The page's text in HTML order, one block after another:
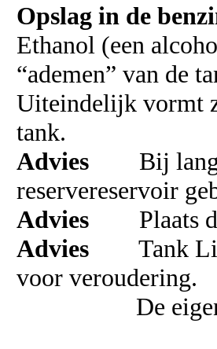
Opslag in de
Ethanol (een
“ademen” van de
Uiteindelijk vormt
tank.
Advies Bij
reservereservoir
Advies Plaats de
Advies Tank
voor veroudering.
De